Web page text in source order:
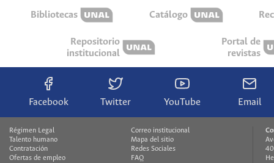
Bibliotecas Catálogo
Repositorio
institucional
Portal de
revistas
Facebook Twitter YouTube Email
Régimen Legal
Talento humano
Contratación
Ofertas de empleo
Correo institucional
Mapa del sitio
Redes Sociales
FAQ